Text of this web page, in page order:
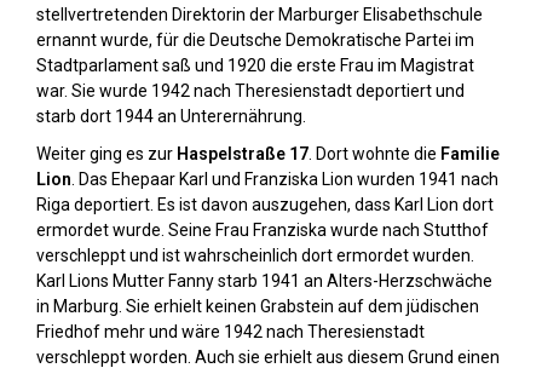
stellvertretenden Direktorin der Marburger Elisabethschule
ernannt wurde, für die Deutsche Demokratische Partei im
Stadtparlament saß und 1920 die erste Frau im Magistrat
war. Sie wurde 1942 nach Theresienstadt deportiert und
starb dort 1944 an Unterernährung.
Weiter ging es zur Haspelstraße 17 . Dort wohnte die Familie
Lion . Das Ehepaar Karl und Franziska Lion wurden 1941 nach
Riga deportiert. Es ist davon auszugehen, dass Karl Lion dort
ermordet wurde. Seine Frau Franziska wurde nach Stutthof
verschleppt und ist wahrscheinlich dort ermordet wurden.
Karl Lions Mutter Fanny starb 1941 an Alters-Herzschwäche
in Marburg. Sie erhielt keinen Grabstein auf dem jüdischen
Friedhof mehr und wäre 1942 nach Theresienstadt
verschleppt worden. Auch sie erhielt aus diesem Grund einen